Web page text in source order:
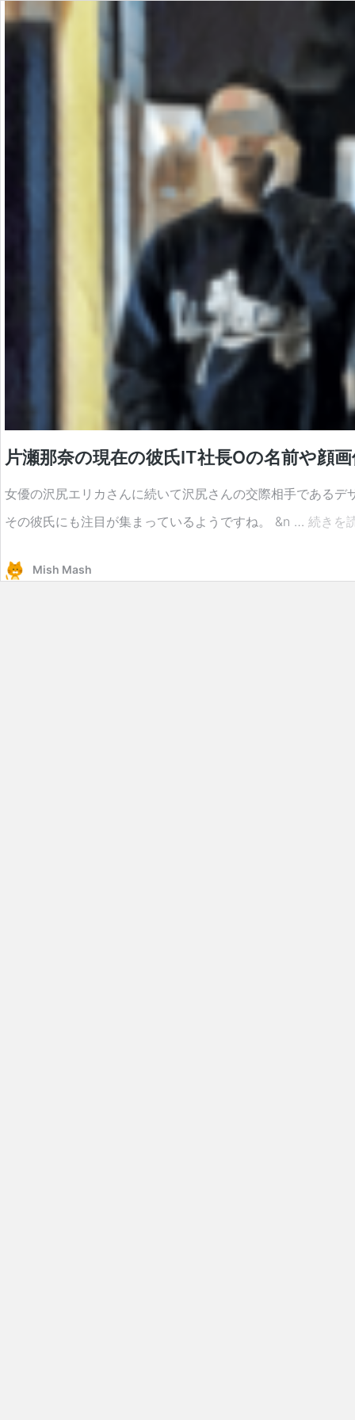
片瀬那奈の現在の彼氏IT社長Oの名前や顔
女優の沢尻エリカさんに続いて沢尻さんの交際相手である
その彼氏にも注目が集まっているようですね。 &n … 続きを
Mish Mash